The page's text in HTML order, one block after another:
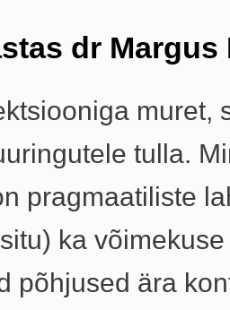
dr Margus
muret,
tulla.
pragmaatiliste
ka
põhjused ära